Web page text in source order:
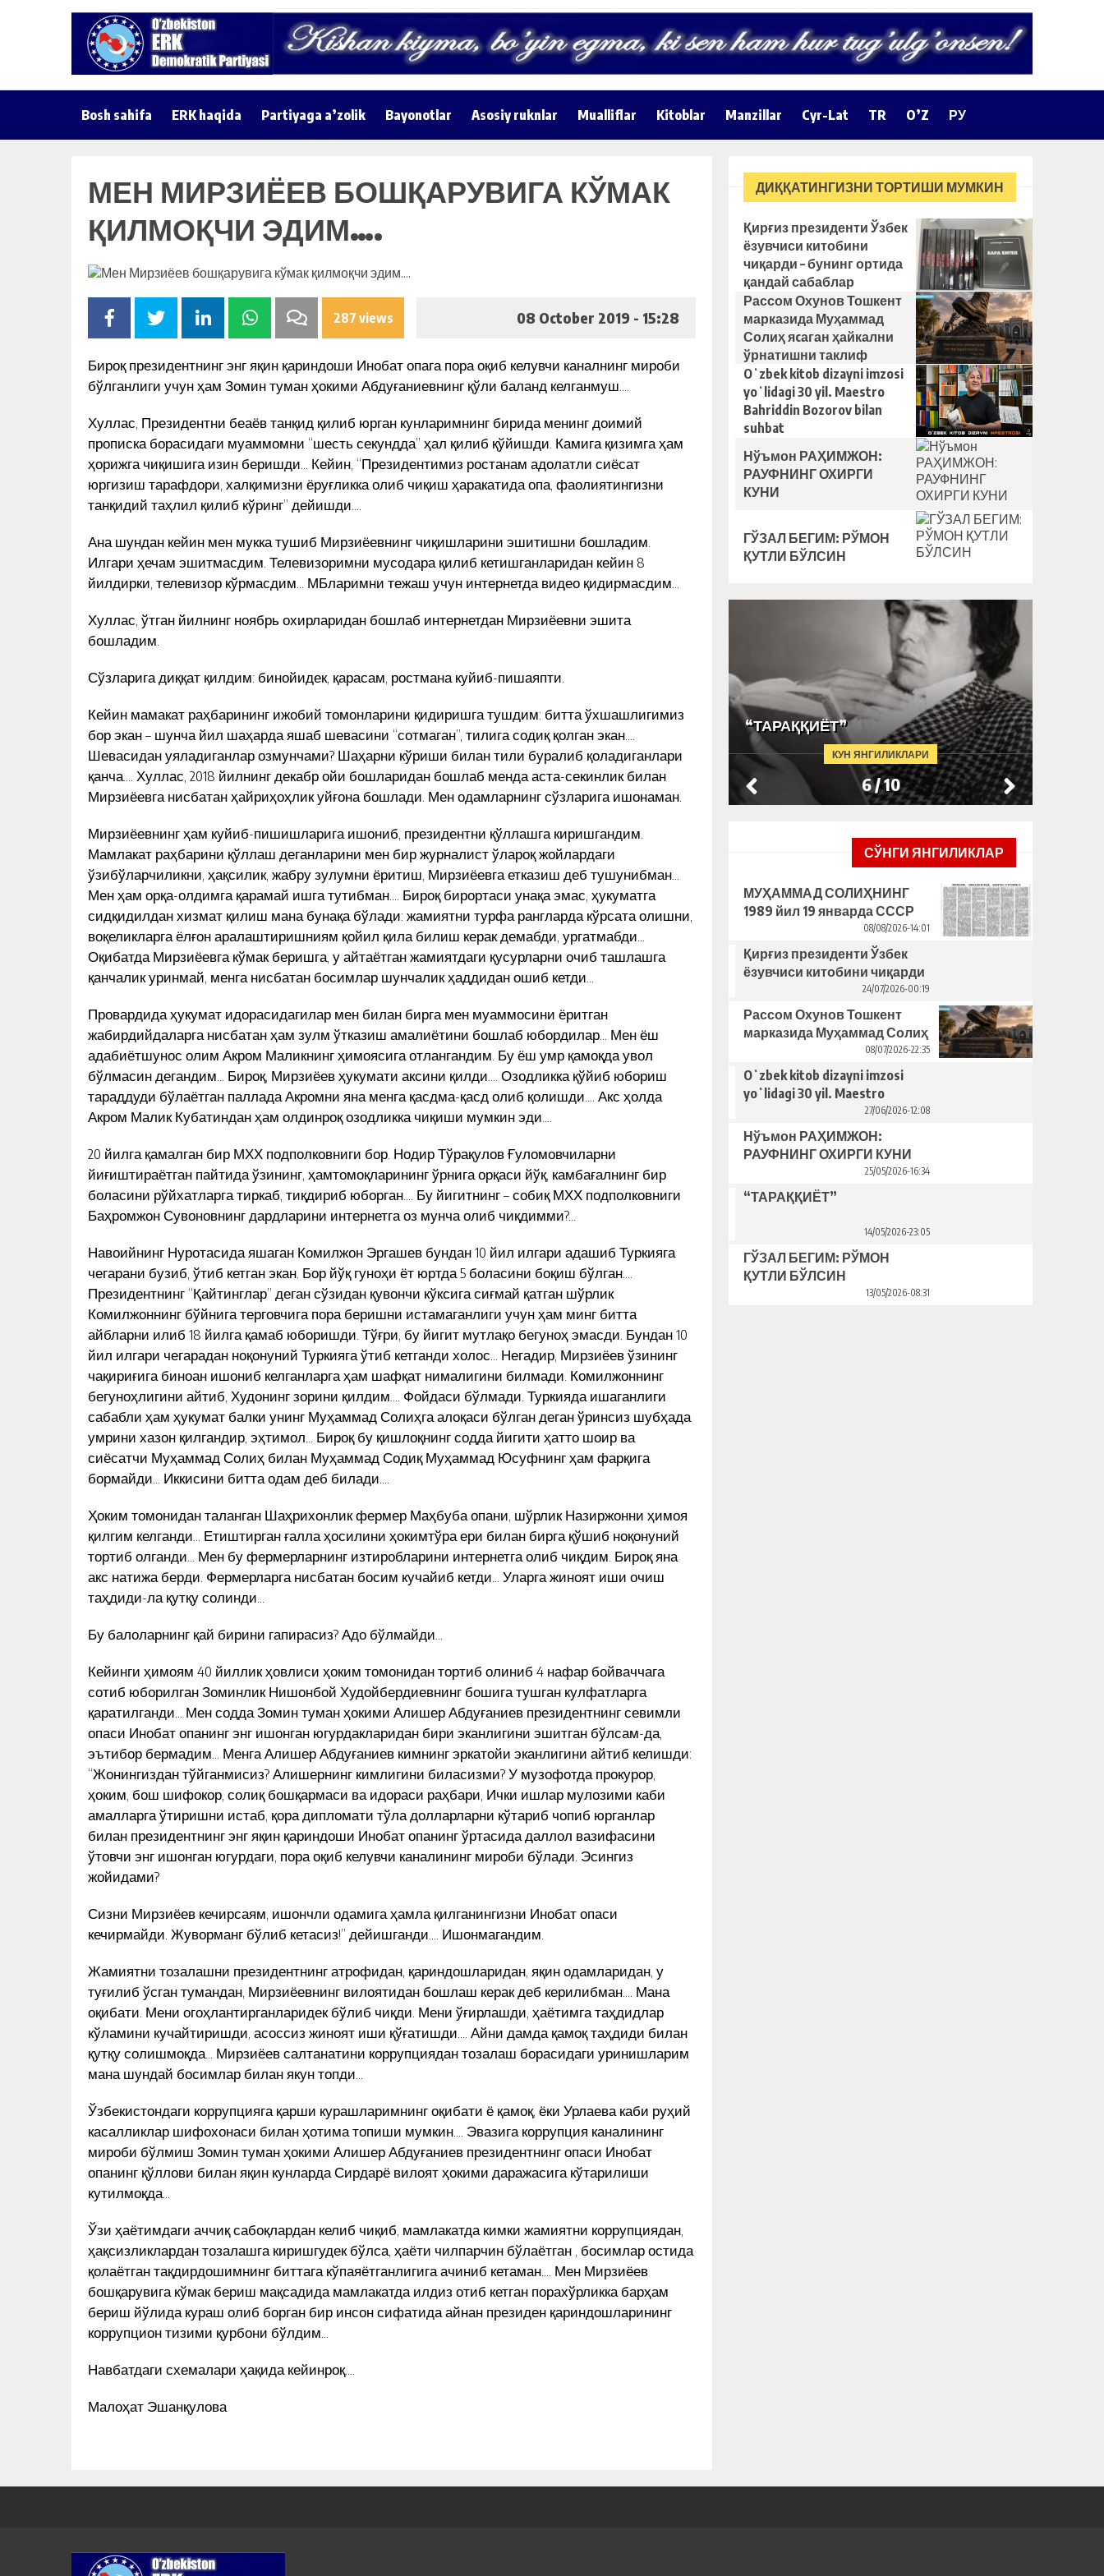
Bosh sahifa ERK haqida Partiyaga a’zolik Bayonotlar Asosiy ruknlar Mualliflar Kitoblar Manzillar Cyr-Lat TR O’Z РУ
МЕН МИРЗИЁЕВ БОШҚАРУВИГА КЎМАК
ҚИЛМОҚЧИ ЭДИМ….
287 views 08 October 2019 - 15:28
Бироқ президентнинг энг яқин қариндоши Инобат опага пора оқиб келувчи каналнинг мироби
бўлганлиги учун ҳам Зомин туман ҳокими Абдуғаниевнинг қўли баланд келганмуш….
Хуллас, Президентни беаёв танқид қилиб юрган кунларимнинг бирида менинг доимий
прописка борасидаги муаммомни “шесть секундда” ҳал қилиб қўйишди. Камига қизимга ҳам
ҳорижга чиқишига изин беришди… Кейин, “Президентимиз ростанам адолатли сиёсат
юргизиш тарафдори, халқимизни ёруғликка олиб чиқиш ҳаракатида опа, фаолиятингизни
танқидий таҳлил қилиб кўринг” дейишди….
Ана шундан кейин мен мукка тушиб Мирзиёевнинг чиқишларини эшитишни бошладим.
Илгари ҳечам эшитмасдим. Телевизоримни мусодара қилиб кетишганларидан кейин 8
йилдирки, телевизор кўрмасдим… МБларимни тежаш учун интернетда видео қидирмасдим…
Хуллас, ўтган йилнинг ноябрь охирларидан бошлаб интернетдан Мирзиёевни эшита
бошладим.
Сўзларига диққат қилдим: бинойидек, қарасам, ростмана куйиб-пишаяпти.
Кейин мамакат раҳбарининг ижобий томонларини қидиришга тушдим: битта ўхшашлигимиз
бор экан – шунча йил шаҳарда яшаб шевасини “сотмаган”, тилига содиқ қолган экан….
Шевасидан уяладиганлар озмунчами? Шаҳарни кўриши билан тили буралиб қоладиганлари
қанча…. Хуллас, 2018 йилнинг декабр ойи бошларидан бошлаб менда аста-секинлик билан
Мирзиёевга нисбатан ҳайриҳоҳлик уйғона бошлади. Мен одамларнинг сўзларига ишонаман.
Мирзиёевнинг ҳам куйиб-пишишларига ишониб, президентни қўллашга киришгандим.
Мамлакат раҳбарини қўллаш деганларини мен бир журналист ўлароқ жойлардаги
ўзибўларчиликни, ҳақсилик, жабру зулумни ёритиш, Мирзиёевга етказиш деб тушунибман…
Мен ҳам орқа-олдимга қарамай ишга тутибман…. Бироқ бирортаси унақа эмас, ҳукуматга
сидқидилдан хизмат қилиш мана бунақа бўлади: жамиятни турфа рангларда кўрсата олишни,
воқеликларга ёлғон аралаштиришниям қойил қила билиш керак демабди, ургатмабди…
Оқибатда Мирзиёевга кўмак беришга, у айтаётган жамиятдаги қусурларни очиб ташлашга
қанчалик уринмай, менга нисбатан босимлар шунчалик ҳаддидан ошиб кетди…
Провардида ҳукумат идорасидагилар мен билан бирга мен муаммосини ёритган
жабирдийдаларга нисбатан ҳам зулм ўтказиш амалиётини бошлаб юбордилар… Мен ёш
адабиётшунос олим Акром Маликнинг ҳимоясига отлангандим. Бу ёш умр қамоқда увол
бўлмасин дегандим… Бироқ, Мирзиёев ҳукумати аксини қилди…. Озодликка қўйиб юбориш
тараддуди бўлаётган паллада Акромни яна менга қасдма-қасд олиб қолишди…. Акс ҳолда
Акром Малик Кубатиндан ҳам олдинроқ озодликка чиқиши мумкин эди….
20 йилга қамалган бир МХХ подполковниги бор. Нодир Тўрақулов Ғуломовчиларни
йиғиштираётган пайтида ўзининг, ҳамтомоқларининг ўрнига орқаси йўқ, камбағалнинг бир
боласини рўйхатларга тиркаб, тиқдириб юборган…. Бу йигитнинг – собиқ МХХ подполковниги
Баҳромжон Сувоновнинг дардларини интернетга оз мунча олиб чиқдимми?…
Навоийнинг Нуротасида яшаган Комилжон Эргашев бундан 10 йил илгари адашиб Туркияга
чегарани бузиб, ўтиб кетган экан. Бор йўқ гуноҳи ёт юртда 5 боласини боқиш бўлган….
Президентнинг “Қайтинглар” деган сўзидан қувончи кўксига сиғмай қатган шўрлик
Комилжоннинг бўйнига терговчига пора беришни истамаганлиги учун ҳам минг битта
айбларни илиб 18 йилга қамаб юборишди. Тўғри, бу йигит мутлақо бегуноҳ эмасди. Бундан 10
йил илгари чегарадан ноқонуний Туркияга ўтиб кетганди холос… Негадир, Мирзиёев ўзининг
чақириғига биноан ишониб келганларга ҳам шафқат нималигини билмади. Комилжоннинг
бегуноҳлигини айтиб, Худонинг зорини қилдим…. Фойдаси бўлмади. Туркияда ишаганлиги
сабабли ҳам ҳукумат балки унинг Муҳаммад Солиҳга алоқаси бўлган деган ўринсиз шубҳада
умрини хазон қилгандир, эҳтимол… Бироқ бу қишлоқнинг содда йигити ҳатто шоир ва
сиёсатчи Муҳаммад Солиҳ билан Муҳаммад Содиқ Муҳаммад Юсуфнинг ҳам фарқига
бормайди… Иккисини битта одам деб билади….
Ҳоким томонидан таланган Шаҳрихонлик фермер Маҳбуба опани, шўрлик Назиржонни ҳимоя
қилгим келганди… Етиштирган ғалла ҳосилини ҳокимтўра ери билан бирга қўшиб ноқонуний
тортиб олганди… Мен бу фермерларнинг изтиробларини интернетга олиб чиқдим. Бироқ яна
акс натижа берди. Фермерларга нисбатан босим кучайиб кетди… Уларга жиноят иши очиш
таҳдиди-ла қутқу солинди…
Бу балоларнинг қай бирини гапирасиз? Адо бўлмайди…
Кейинги ҳимоям 40 йиллик ҳовлиси ҳоким томонидан тортиб олиниб 4 нафар бойваччага
сотиб юборилган Зоминлик Нишонбой Худойбердиевнинг бошига тушган кулфатларга
қаратилганди… Мен содда Зомин туман ҳокими Алишер Абдуғаниев президентнинг севимли
опаси Инобат опанинг энг ишонган югурдакларидан бири эканлигини эшитган бўлсам-да,
эътибор бермадим… Менга Алишер Абдуғаниев кимнинг эркатойи эканлигини айтиб келишди:
“Жонингиздан тўйганмисиз? Алишернинг кимлигини биласизми? У музофотда прокурор,
ҳоким, бош шифокор, солиқ бошқармаси ва идораси раҳбари, Ички ишлар мулозими каби
амалларга ўтиришни истаб, қора дипломати тўла долларларни кўтариб чопиб юрганлар
билан президентнинг энг яқин қариндоши Инобат опанинг ўртасида даллол вазифасини
ўтовчи энг ишонган югурдаги, пора оқиб келувчи каналининг мироби бўлади. Эсингиз
жойидами?
Сизни Мирзиёев кечирсаям, ишончли одамига ҳамла қилганингизни Инобат опаси
кечирмайди. Жуворманг бўлиб кетасиз!” дейишганди…. Ишонмагандим.
Жамиятни тозалашни президентнинг атрофидан, қариндошларидан, яқин одамларидан, у
туғилиб ўсган тумандан, Мирзиёевнинг вилоятидан бошлаш керак деб керилибман…. Мана
оқибати. Мени огоҳлантирганларидек бўлиб чиқди. Мени ўғирлашди, ҳаётимга таҳдидлар
кўламини кучайтиришди, асоссиз жиноят иши қўғатишди…. Айни дамда қамоқ таҳдиди билан
қутқу солишмоқда… Мирзиёев салтанатини коррупциядан тозалаш борасидаги уринишларим
мана шундай босимлар билан якун топди…
Ўзбекистондаги коррупцияга қарши курашларимнинг оқибати ё қамоқ, ёки Урлаева каби руҳий
касалликлар шифохонаси билан ҳотима топиши мумкин…. Эвазига коррупция каналининг
мироби бўлмиш Зомин туман ҳокими Алишер Абдуғаниев президентнинг опаси Инобат
опанинг қўллови билан яқин кунларда Сирдарё вилоят ҳокими даражасига кўтарилиши
кутилмоқда…
Ўзи ҳаётимдаги аччиқ сабоқлардан келиб чиқиб, мамлакатда кимки жамиятни коррупциядан,
ҳақсизликлардан тозалашга киришгудек бўлса, ҳаёти чилпарчин бўлаётган , босимлар остида
қолаётган тақдирдошимнинг биттага кўпаяётганлигига ачиниб кетаман…. Мен Мирзиёев
бошқарувига кўмак бериш мақсадида мамлакатда илдиз отиб кетган порахўрликка барҳам
бериш йўлида кураш олиб борган бир инсон сифатида айнан президен қариндошларининг
коррупцион тизими қурбони бўлдим…
Навбатдаги схемалари ҳақида кейинроқ….
Малоҳат Эшанқулова
ДИҚҚАТИНГИЗНИ ТОРТИШИ МУМКИН
Қирғиз президенти Ўзбек
ёзувчиси китобини
чиқарди – бунинг ортида
қандай сабаблар
турибди?
Рассом Охунов Тошкент
марказида Муҳаммад
Солиҳ яcаган ҳайкални
ўрнатишни таклиф
қилди
Oʻzbek kitob dizayni imzosi
yoʻlidagi 30 yil. Maestro
Bahriddin Bozorov bilan
suhbat
Нўъмон РАҲИМЖОН:
РАУФНИНГ ОХИРГИ
КУНИ
ГЎЗАЛ БЕГИМ: РЎМОН
ҚУТЛИ БЎЛСИН
КУН ЯНГИЛИКЛАРИ
OʻZBEK KITOB DIZAYNI IMZOSI
YOʻLIDAGI 30 YIL. MAESTRO
BAHRIDDIN BOZOROV BILAN SUHBAT
КУН ЯНГИЛИКЛАРИ
НЎЪМОН РАҲИМЖОН: РАУФНИНГ
ОХИРГИ КУНИ
КУН ЯНГИЛИКЛАРИ
“ТАРАҚҚИЁТ”
6/10
СЎНГИ ЯНГИЛИКЛАР
МУҲАММАД СОЛИҲНИНГ
1989 йил 19 январда СССР
ЁЗУВЧИЛАР УЮШМАСИ
ПЛЕНУМИДАГИ НУТҚИ
08/08/2026-14:01
Қирғиз президенти Ўзбек
ёзувчиси китобини чиқарди
– бунинг ортида қандай
сабаблар турибди?
24/07/2026-00:19
Рассом Охунов Тошкент
марказида Муҳаммад Солиҳ
яcаган ҳайкални ўрнатишни
таклиф қилди
08/07/2026-22:35
Oʻzbek kitob dizayni imzosi
yoʻlidagi 30 yil. Maestro
Bahriddin Bozorov bilan suhbat
27/06/2026-12:08
Нўъмон РАҲИМЖОН:
РАУФНИНГ ОХИРГИ КУНИ
25/05/2026-16:34
“ТАРАҚҚИЁТ”
14/05/2026-23:05
ГЎЗАЛ БЕГИМ: РЎМОН
ҚУТЛИ БЎЛСИН
13/05/2026-08:31